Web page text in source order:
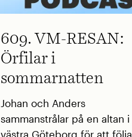
609. VM-RESAN:
Örfilar i
sommarnatten
Johan och Anders
sammanstrålar på en altan i
västra Göteborg för att följa